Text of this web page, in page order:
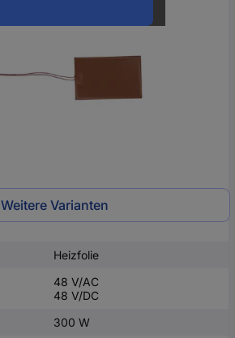
Weitere Varianten
Heizfolie
48 V/AC
48 V/DC
300 W